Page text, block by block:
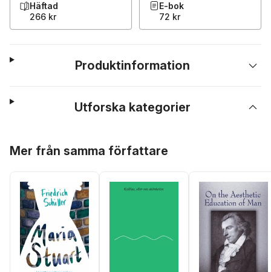
Häftad
266 kr
E-bok
72 kr
Produktinformation
Utforska kategorier
Mer från samma författare